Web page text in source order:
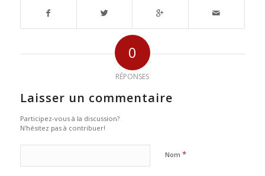
0
RÉPONSES
Laisser un commentaire
Participez-vous à la discussion?
N'hésitez pas à contribuer!
Nom *